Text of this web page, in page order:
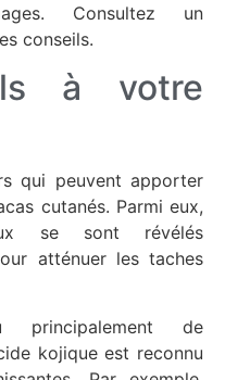
Consultez un
conseils.
à votre
qui peuvent apporter
cutanés. Parmi eux,
se sont révélés
atténuer les taches
de
kojique est reconnu